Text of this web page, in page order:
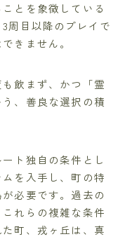
とを象徴している
周目以降のプレイで
きません。
飲まず、かつ「霊
、善良な選択の積
ト独自の条件とし
を入手し、町の特
必要です。過去の
れらの複雑な条件
町、戎ヶ丘は、真